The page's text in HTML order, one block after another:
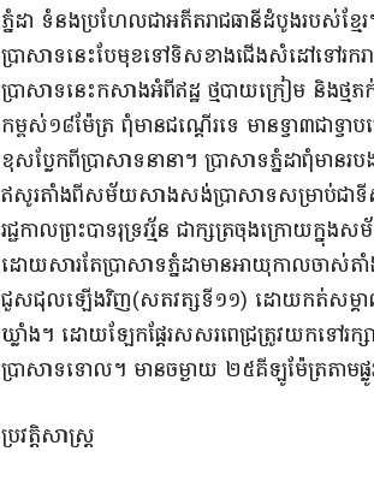
ភ្នំដា ទំនងប្រហែលជាអតីតរាជធានីដំបូងរបស់ខ្ម
ប្រាសាទនេះបែមុខទៅទិសខាងជើងសំដៅទៅរករា
ប្រាសាទនេះកសាងអំពីឥដ្ឋ ថ្មបាយក្រៀម និងថ្ម
កម្ពស់១៨ម៉ែត្រ ពុំមានជណ្តើរទេ មានទ្វា៣ជាទ្វ
ខុសប្លែកពីប្រាសាទនានា។ ប្រាសាទភ្នំដាពុំមាន
ឥសូរតាំងពីសម័យសាងសង់ប្រាសាទសម្រាប់ជាទីស
រជ្ជកាលព្រះបាទរុទ្រវរ្ម័ន ជាក្សត្រចុងក្រោយក្
ដោយសារតែប្រាសាទភ្នំដាមានអាយុកាលចាស់តាំ
ជួសជុលឡើងវិញ(សតវត្សទី១១) ដោយកត់សម្គាល់
ឃ្លាំង។ ដោយឡែកផ្តែរសសរពេជ្រត្រូវយកទៅរក្សា
ប្រាសាទទោល។ មានចម្ងាយ ២៥គីឡូម៉ែត្រតាមផ្
ប្រវត្តិសាស្ត្រ